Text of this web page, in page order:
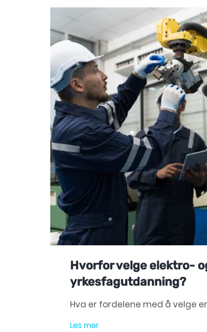
Hvorfor velge elektro-
yrkesfagutdanning?
Hva er fordelene med å velge
Les mer